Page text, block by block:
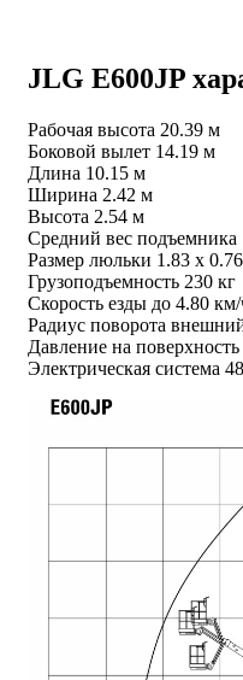
JLG E600JP
Рабочая высота 20.39 м
Боковой вылет 14.19 м
Длина 10.15 м
Ширина 2.42 м
Высота 2.54 м
Средний вес подъемника
Размер люльки 1.83 х
Грузоподъемность 230 кг
Скорость езды до 4.80
Радиус поворота
Давление на
Электрическая система